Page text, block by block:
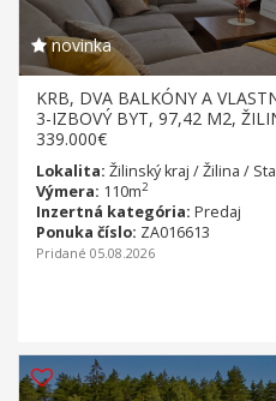
novinka
KRB, DVA BALKÓNY A
3-IZBOVÝ BYT, 97,42 M2,
339.000€
Lokalita: Žilinský kraj / Žilina /
Výmera: 110m2
Inzertná kategória: Predaj
Ponuka číslo: ZA016613
Pridané 05.08.2026